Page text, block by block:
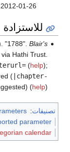
2012-01-26
للاستزادة
"1788". Blair's
via Hathi Trust.
(help);
(|chapter-
(help)
تصنيفات:
parameter
calendar